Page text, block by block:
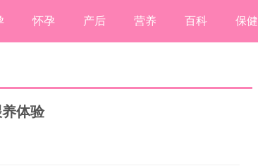
怀孕 产后 营养 百科 保健
体验